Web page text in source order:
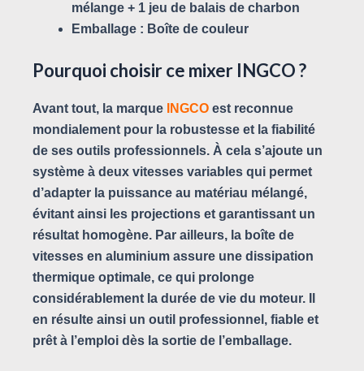
mélange + 1 jeu de balais de charbon
Emballage : Boîte de couleur
Pourquoi choisir ce mixer INGCO ?
Avant tout, la marque INGCO est reconnue
mondialement pour la robustesse et la fiabilité
de ses outils professionnels. À cela s’ajoute un
système à deux vitesses variables qui permet
d’adapter la puissance au matériau mélangé,
évitant ainsi les projections et garantissant un
résultat homogène. Par ailleurs, la boîte de
vitesses en aluminium assure une dissipation
thermique optimale, ce qui prolonge
considérablement la durée de vie du moteur. Il
en résulte ainsi un outil professionnel, fiable et
prêt à l’emploi dès la sortie de l’emballage.